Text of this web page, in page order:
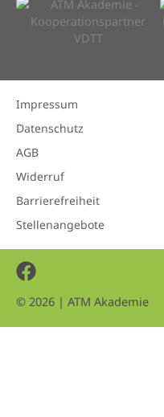
Impressum
Datenschutz
AGB
Widerruf
Barrierefreiheit
Stellenangebote
© 2026 | ATM Akademie
Facebook